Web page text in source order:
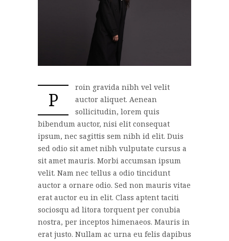
P
roin gravida nibh vel velit
auctor aliquet. Aenean
sollicitudin, lorem quis
bibendum auctor, nisi elit consequat
ipsum, nec sagittis sem nibh id elit. Duis
sed odio sit amet nibh vulputate cursus a
sit amet mauris. Morbi accumsan ipsum
velit. Nam nec tellus a odio tincidunt
auctor a ornare odio. Sed non mauris vitae
erat auctor eu in elit. Class aptent taciti
sociosqu ad litora torquent per conubia
nostra, per inceptos himenaeos. Mauris in
erat justo. Nullam ac urna eu felis dapibus